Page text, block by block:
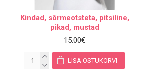
Kindad, sõrmeotsteta, pitsiline,
pikad, mustad
15.00€
LISA OSTUKORVI